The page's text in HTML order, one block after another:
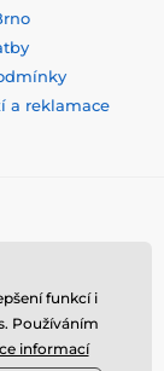
a reklamace
funkcí i
Používáním
informací